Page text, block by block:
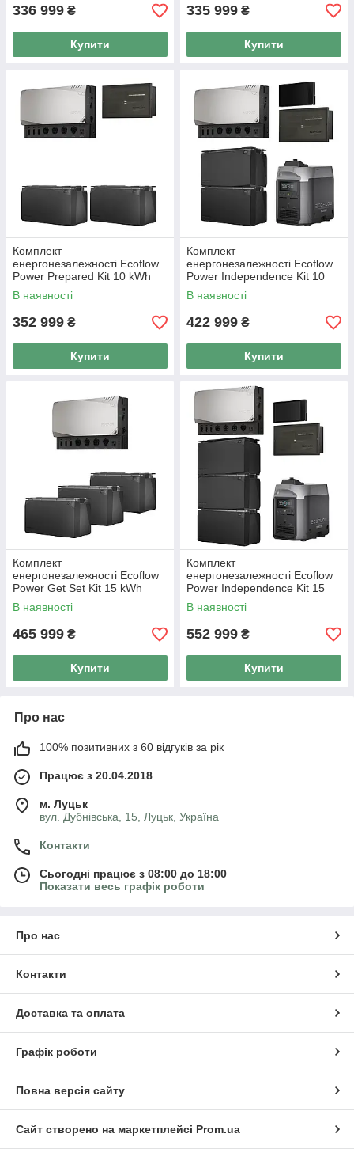
336 999 ₴
Купити
335 999 ₴
Купити
Комплект
енергонезалежності Ecoflow
Power Prepared Kit 10 kWh
В наявності
352 999 ₴
Купити
Комплект
енергонезалежності Ecoflow
Power Independence Kit 10
kWh
В наявності
422 999 ₴
Купити
Комплект
енергонезалежності Ecoflow
Power Get Set Kit 15 kWh
В наявності
465 999 ₴
Купити
Комплект
енергонезалежності Ecoflow
Power Independence Kit 15
kWh
В наявності
552 999 ₴
Купити
Про нас
100% позитивних з 60 відгуків за рік
Працює з 20.04.2018
м. Луцьк
вул. Дубнівська, 15, Луцьк, Україна
Контакти
Сьогодні працює з 08:00 до 18:00
Показати весь графік роботи
Про нас
Контакти
Доставка та оплата
Графік роботи
Повна версія сайту
Сайт створено на маркетплейсі Prom.ua